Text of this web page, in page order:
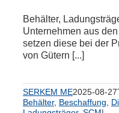
Behälter,
Unternehmen aus
setzen diese bei der
von Gütern [...]
SERKEM ME2025-08-
Behälter, Beschaffung